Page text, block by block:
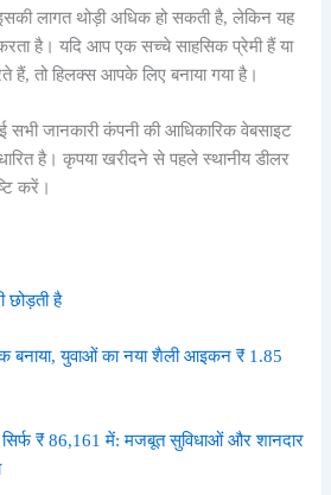
लागत थोड़ी अधिक हो सकती है, लेकिन यह
है। यदि आप एक सच्चे साहसिक प्रेमी हैं या
हैं, तो हिलक्स आपके लिए बनाया गया है।
जानकारी कंपनी की आधिकारिक वेबसाइट
है। कृपया खरीदने से पहले स्थानीय डीलर
करें।
छोड़ती है
बनाया, युवाओं का नया शैली आइकन ₹ 1.85
₹ 86,161 में: मजबूत सुविधाओं और शानदार